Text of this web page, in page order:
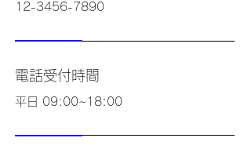
12-3456-7890
電話受付時間
平日 09:00~18:00